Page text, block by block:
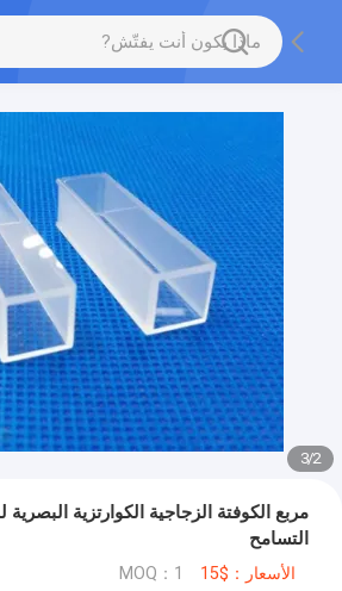
2
/
3
التسامح
الأسعار：$15 MOQ：1